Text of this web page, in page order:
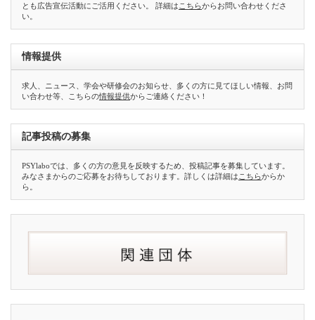
とも広告宣伝活動にご活用ください。 詳細は こちらからお問い合わせくださ
い。
情報提供
求人、ニュース、学会や研修会のお知らせ、多くの方に見てほしい情報、お問
い合わせ等、こちらの情報提供からご連絡ください！
記事投稿の募集
PSYlaboでは、多くの方の意見を反映するため、投稿記事を募集しています。
みなさまからのご応募をお待ちしております。詳しくは詳細は こちらからか
ら。